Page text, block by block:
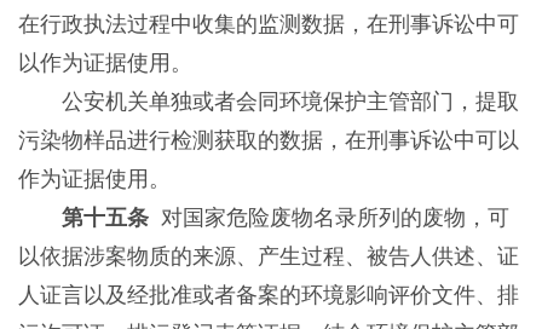
在行政执法过程中收集的监测数据，在刑事诉讼中可
以作为证据使用。
公安机关单独或者会同环境保护主管部门，提取
污染物样品进行检测获取的数据，在刑事诉讼中可以
作为证据使用。
第十五条对国家危险废物名录所列的废物，可
以依据涉案物质的来源、产生过程、被告人供述、证
人证言以及经批准或者备案的环境影响评价文件、排